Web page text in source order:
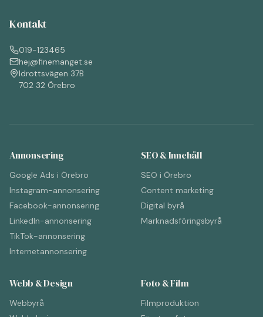
Kontakt
019-123465
hej@finemanget.se
Idrottsvägen 37B
702 32 Örebro
Annonsering
Google Ads i Örebro
Instagram-annonsering
Facebook-annonsering
LinkedIn-annonsering
TikTok-annonsering
Internetannonsering
SEO & Innehåll
SEO i Örebro
Content marketing
Digital byrå
Marknadsföringsbyrå
Webb & Design
Webbyrå
Foto & Film
Filmproduktion